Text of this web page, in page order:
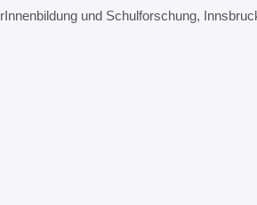
und Schulforschung,